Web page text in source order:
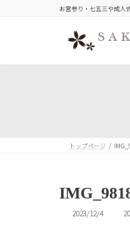
へ
ョ
お宮参り・七五三や成人
トップページ
2023/12/4
最